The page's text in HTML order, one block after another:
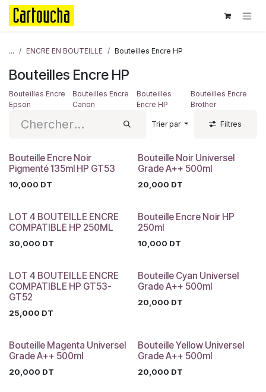
Se rendre au contenu
... ENCRE EN BOUTEILLE Bouteilles Encre HP
Bouteilles Encre HP
Bouteilles Encre
Epson
Bouteilles Encre
Canon
Bouteilles
Encre HP
Bouteilles Encre
Brother
Trier par Filtres
Bouteille Encre Noir
Pigmenté 135ml HP GT53
10,000 DT
Bouteille Noir Universel
Grade A++ 500ml
20,000 DT
LOT 4 BOUTEILLE ENCRE
COMPATIBLE HP 250ML
30,000 DT
Bouteille Encre Noir HP
250ml
10,000 DT
LOT 4 BOUTEILLE ENCRE
COMPATIBLE HP GT53-
GT52
25,000 DT
Bouteille Cyan Universel
Grade A++ 500ml
20,000 DT
Bouteille Magenta Universel
Grade A++ 500ml
20,000 DT
Bouteille Yellow Universel
Grade A++ 500ml
20,000 DT